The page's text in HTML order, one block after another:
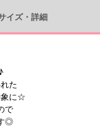
イズ・詳細
た
象に☆
で
◎